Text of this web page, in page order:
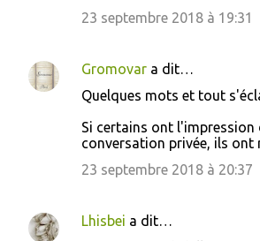
23 septembre 2018 à 19:31
Gromovar a dit…
Quelques mots et tout
Si certains ont l'impression
conversation privée, ils ont
23 septembre 2018 à 20:37
Lhisbei a dit…